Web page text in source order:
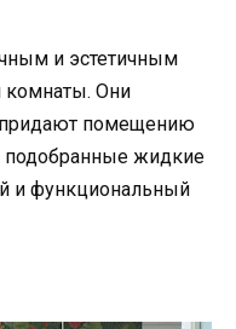
и эстетичным
комнаты. Они
помещению
подобранные жидкие
и функциональный